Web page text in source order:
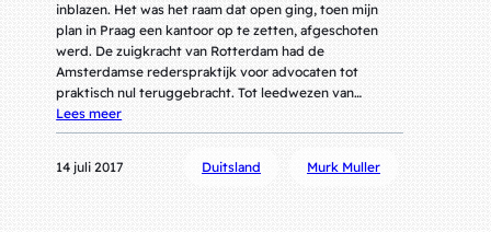
inblazen. Het was het raam dat open ging, toen mijn
plan in Praag een kantoor op te zetten, afgeschoten
werd. De zuigkracht van Rotterdam had de
Amsterdamse rederspraktijk voor advocaten tot
praktisch nul teruggebracht. Tot leedwezen van…
Lees meer
14 juli 2017 Duitsland Murk Muller